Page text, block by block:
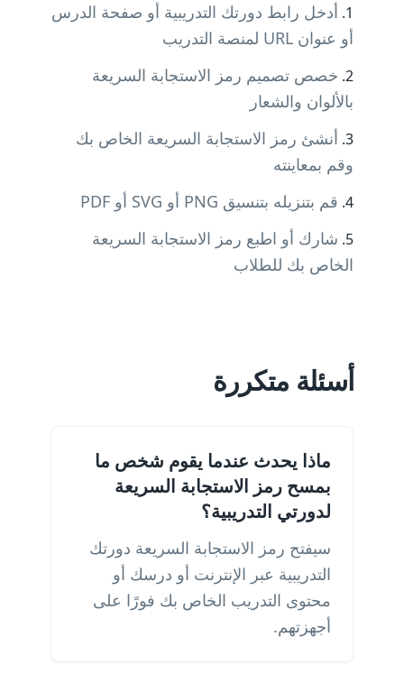
أدخل رابط دورتك التدريبية أو صفحة الدرس
أو عنوان URL لمنصة التدريب
خصص تصميم رمز الاستجابة السريعة
بالألوان والشعار
أنشئ رمز الاستجابة السريعة الخاص بك
وقم بمعاينته
قم بتنزيله بتنسيق PNG أو SVG أو PDF
شارك أو اطبع رمز الاستجابة السريعة
الخاص بك للطلاب
أسئلة متكررة
ماذا يحدث عندما يقوم شخص ما
بمسح رمز الاستجابة السريعة
لدورتي التدريبية؟
سيفتح رمز الاستجابة السريعة دورتك
التدريبية عبر الإنترنت أو درسك أو
محتوى التدريب الخاص بك فورًا على
أجهزتهم.